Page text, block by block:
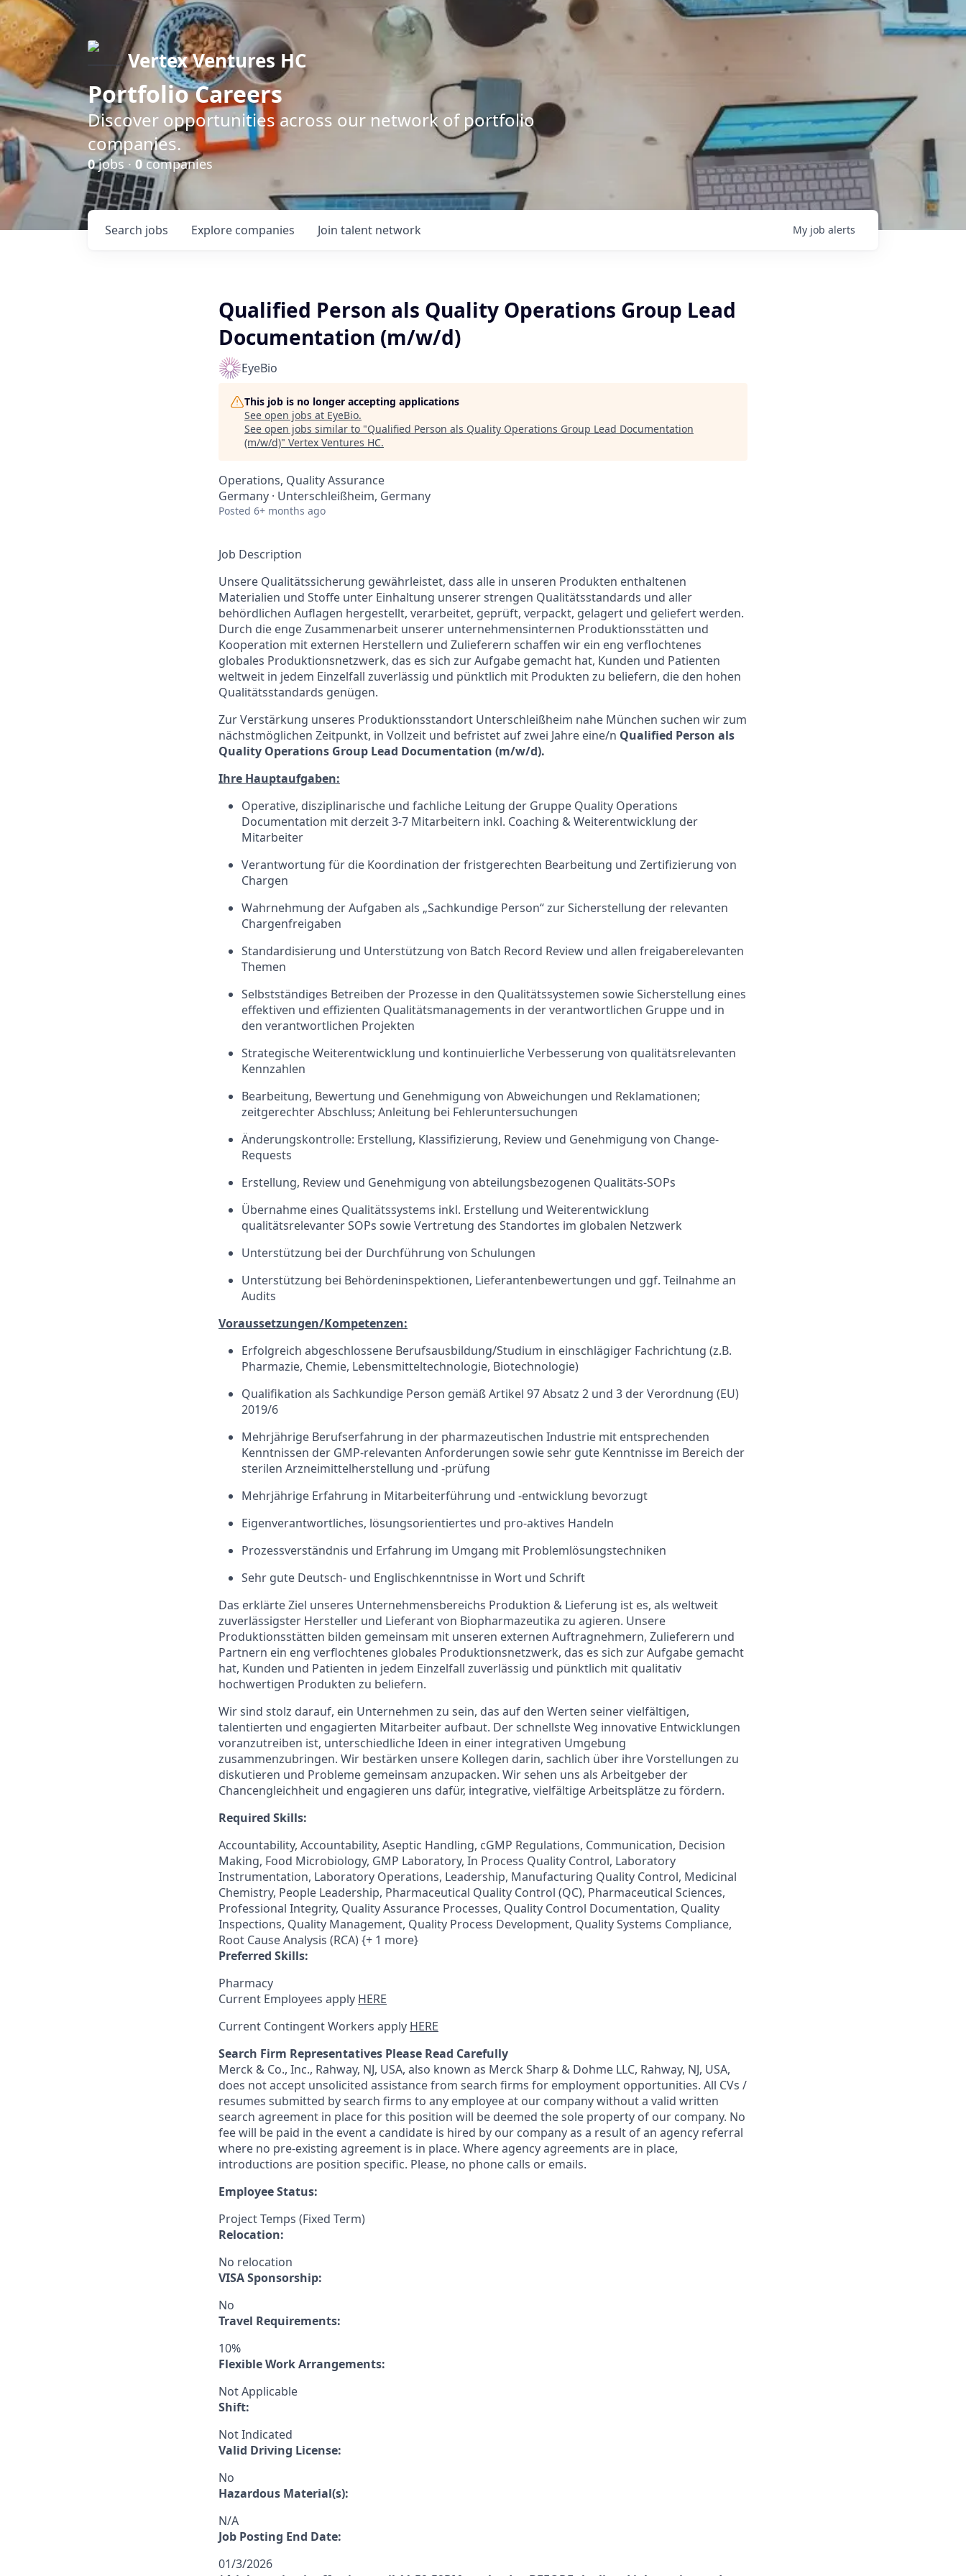
Vertex Ventures HC
Portfolio Careers
Discover opportunities across our network of portfolio
companies.
0jobs · 0companies
Search jobs Explore companies Join talent network My job alerts
Qualified Person als Quality Operations Group Lead
Documentation (m/w/d)
EyeBio
This job is no longer accepting applications
See open jobs at EyeBio.
See open jobs similar to "Qualified Person als Quality Operations Group Lead Documentation
(m/w/d)" Vertex Ventures HC.
Operations, Quality Assurance
Germany · Unterschleißheim, Germany
Posted 6+ months ago
Job Description
Unsere Qualitätssicherung gewährleistet, dass alle in unseren Produkten enthaltenen
Materialien und Stoffe unter Einhaltung unserer strengen Qualitätsstandards und aller
behördlichen Auflagen hergestellt, verarbeitet, geprüft, verpackt, gelagert und geliefert werden.
Durch die enge Zusammenarbeit unserer unternehmensinternen Produktionsstätten und
Kooperation mit externen Herstellern und Zulieferern schaffen wir ein eng verflochtenes
globales Produktionsnetzwerk, das es sich zur Aufgabe gemacht hat, Kunden und Patienten
weltweit in jedem Einzelfall zuverlässig und pünktlich mit Produkten zu beliefern, die den hohen
Qualitätsstandards genügen.
Zur Verstärkung unseres Produktionsstandort Unterschleißheim nahe München suchen wir zum
nächstmöglichen Zeitpunkt, in Vollzeit und befristet auf zwei Jahre eine/n Qualified Person als
Quality Operations Group Lead Documentation (m/w/d).
Ihre Hauptaufgaben:
Operative, disziplinarische und fachliche Leitung der Gruppe Quality Operations
Documentation mit derzeit 3-7 Mitarbeitern inkl. Coaching & Weiterentwicklung der
Mitarbeiter
Verantwortung für die Koordination der fristgerechten Bearbeitung und Zertifizierung von
Chargen
Wahrnehmung der Aufgaben als „Sachkundige Person“ zur Sicherstellung der relevanten
Chargenfreigaben
Standardisierung und Unterstützung von Batch Record Review und allen freigaberelevanten
Themen
Selbstständiges Betreiben der Prozesse in den Qualitätssystemen sowie Sicherstellung eines
effektiven und effizienten Qualitätsmanagements in der verantwortlichen Gruppe und in
den verantwortlichen Projekten
Strategische Weiterentwicklung und kontinuierliche Verbesserung von qualitätsrelevanten
Kennzahlen
Bearbeitung, Bewertung und Genehmigung von Abweichungen und Reklamationen;
zeitgerechter Abschluss; Anleitung bei Fehleruntersuchungen
Änderungskontrolle: Erstellung, Klassifizierung, Review und Genehmigung von Change-
Requests
Erstellung, Review und Genehmigung von abteilungsbezogenen Qualitäts-SOPs
Übernahme eines Qualitätssystems inkl. Erstellung und Weiterentwicklung
qualitätsrelevanter SOPs sowie Vertretung des Standortes im globalen Netzwerk
Unterstützung bei der Durchführung von Schulungen
Unterstützung bei Behördeninspektionen, Lieferantenbewertungen und ggf. Teilnahme an
Audits
Voraussetzungen/Kompetenzen:
Erfolgreich abgeschlossene Berufsausbildung/Studium in einschlägiger Fachrichtung (z.B.
Pharmazie, Chemie, Lebensmitteltechnologie, Biotechnologie)
Qualifikation als Sachkundige Person gemäß Artikel 97 Absatz 2 und 3 der Verordnung (EU)
2019/6
Mehrjährige Berufserfahrung in der pharmazeutischen Industrie mit entsprechenden
Kenntnissen der GMP-relevanten Anforderungen sowie sehr gute Kenntnisse im Bereich der
sterilen Arzneimittelherstellung und -prüfung
Mehrjährige Erfahrung in Mitarbeiterführung und -entwicklung bevorzugt
Eigenverantwortliches, lösungsorientiertes und pro-aktives Handeln
Prozessverständnis und Erfahrung im Umgang mit Problemlösungstechniken
Sehr gute Deutsch- und Englischkenntnisse in Wort und Schrift
Das erklärte Ziel unseres Unternehmensbereichs Produktion & Lieferung ist es, als weltweit
zuverlässigster Hersteller und Lieferant von Biopharmazeutika zu agieren. Unsere
Produktionsstätten bilden gemeinsam mit unseren externen Auftragnehmern, Zulieferern und
Partnern ein eng verflochtenes globales Produktionsnetzwerk, das es sich zur Aufgabe gemacht
hat, Kunden und Patienten in jedem Einzelfall zuverlässig und pünktlich mit qualitativ
hochwertigen Produkten zu beliefern.
Wir sind stolz darauf, ein Unternehmen zu sein, das auf den Werten seiner vielfältigen,
talentierten und engagierten Mitarbeiter aufbaut. Der schnellste Weg innovative Entwicklungen
voranzutreiben ist, unterschiedliche Ideen in einer integrativen Umgebung
zusammenzubringen. Wir bestärken unsere Kollegen darin, sachlich über ihre Vorstellungen zu
diskutieren und Probleme gemeinsam anzupacken. Wir sehen uns als Arbeitgeber der
Chancengleichheit und engagieren uns dafür, integrative, vielfältige Arbeitsplätze zu fördern.
Required Skills:
Accountability, Accountability, Aseptic Handling, cGMP Regulations, Communication, Decision
Making, Food Microbiology, GMP Laboratory, In Process Quality Control, Laboratory
Instrumentation, Laboratory Operations, Leadership, Manufacturing Quality Control, Medicinal
Chemistry, People Leadership, Pharmaceutical Quality Control (QC), Pharmaceutical Sciences,
Professional Integrity, Quality Assurance Processes, Quality Control Documentation, Quality
Inspections, Quality Management, Quality Process Development, Quality Systems Compliance,
Root Cause Analysis (RCA) {+ 1 more}
Preferred Skills:
Pharmacy
Current Employees apply HERE
Current Contingent Workers apply HERE
Search Firm Representatives Please Read Carefully
Merck & Co., Inc., Rahway, NJ, USA, also known as Merck Sharp & Dohme LLC, Rahway, NJ, USA,
does not accept unsolicited assistance from search firms for employment opportunities. All CVs /
resumes submitted by search firms to any employee at our company without a valid written
search agreement in place for this position will be deemed the sole property of our company. No
fee will be paid in the event a candidate is hired by our company as a result of an agency referral
where no pre-existing agreement is in place. Where agency agreements are in place,
introductions are position specific. Please, no phone calls or emails.
Employee Status:
Project Temps (Fixed Term)
Relocation:
No relocation
VISA Sponsorship:
No
Travel Requirements:
10%
Flexible Work Arrangements:
Not Applicable
Shift:
Not Indicated
Valid Driving License:
No
Hazardous Material(s):
N/A
Job Posting End Date:
01/3/2026